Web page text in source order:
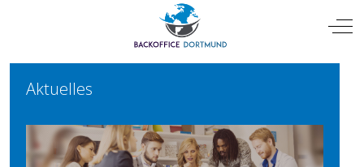
Aktuelles